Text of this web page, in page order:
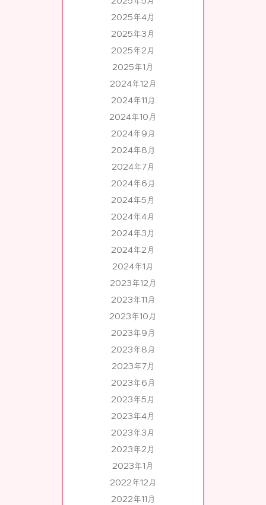
2025年4月
2025年3月
2025年2月
2025年1月
2024年12月
2024年11月
2024年10月
2024年9月
2024年8月
2024年7月
2024年6月
2024年5月
2024年4月
2024年3月
2024年2月
2024年1月
2023年12月
2023年11月
2023年10月
2023年9月
2023年8月
2023年7月
2023年6月
2023年5月
2023年4月
2023年3月
2023年2月
2023年1月
2022年12月
2022年11月